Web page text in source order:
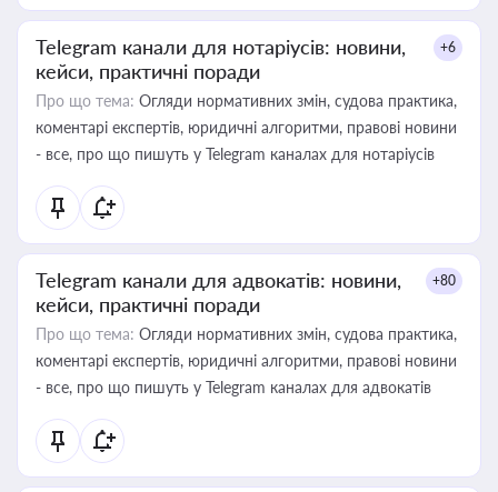
Telegram канали для нотаріусів: новини,
кейси, практичні поради
+6
Про що тема: Огляди нормативних змін, судова практика,
коментарі експертів, юридичні алгоритми, правові новини
- все, про що пишуть у Telegram каналах для нотаріусів
Telegram канали для адвокатів: новини,
кейси, практичні поради
+80
Про що тема: Огляди нормативних змін, судова практика,
коментарі експертів, юридичні алгоритми, правові новини
- все, про що пишуть у Telegram каналах для адвокатів